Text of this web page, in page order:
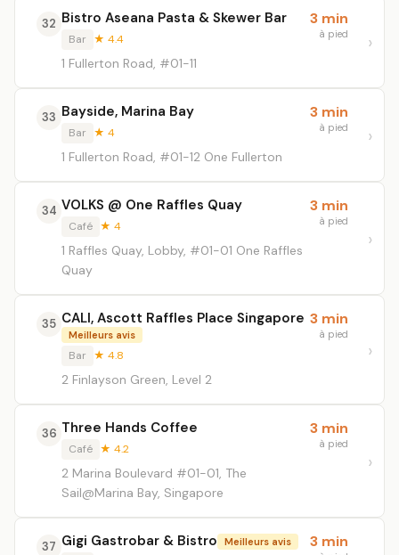
32 Bistro Aseana Pasta & Skewer Bar
Bar ★ 4.4
1 Fullerton Road, #01-11
3 min
à pied
33 Bayside, Marina Bay
Bar ★ 4
1 Fullerton Road, #01-12 One Fullerton
3 min
à pied
34 VOLKS @ One Raffles Quay
Café ★ 4
1 Raffles Quay, Lobby, #01-01 One Raffles
Quay
3 min
à pied
35 CALI, Ascott Raffles Place Singapore
Meilleurs avis
Bar ★ 4.8
2 Finlayson Green, Level 2
3 min
à pied
36 Three Hands Coffee
Café ★ 4.2
2 Marina Boulevard #01-01, The
Sail@Marina Bay, Singapore
3 min
à pied
37 Gigi Gastrobar & Bistro Meilleurs avis 3 min